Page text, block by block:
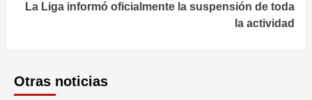
La Liga informó oficialmente la suspensión de toda
la actividad
Otras noticias